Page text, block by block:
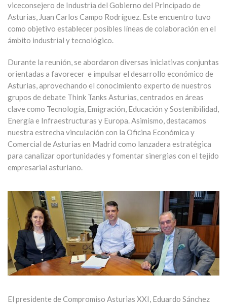
viceconsejero de Industria del Gobierno del Principado de
Asturias, Juan Carlos Campo Rodríguez. Este encuentro tuvo
como objetivo establecer posibles líneas de colaboración en el
ámbito industrial y tecnológico.
Durante la reunión, se abordaron diversas iniciativas conjuntas
orientadas a favorecer e impulsar el desarrollo económico de
Asturias, aprovechando el conocimiento experto de nuestros
grupos de debate Think Tanks Asturias, centrados en áreas
clave como Tecnología, Emigración, Educación y Sostenibilidad,
Energía e Infraestructuras y Europa. Asimismo, destacamos
nuestra estrecha vinculación con la Oficina Económica y
Comercial de Asturias en Madrid como lanzadera estratégica
para canalizar oportunidades y fomentar sinergias con el tejido
empresarial asturiano.
El presidente de Compromiso Asturias XXI, Eduardo Sánchez